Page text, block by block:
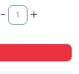
- +